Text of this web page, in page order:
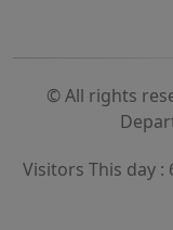
© All rights
Visitors This day :